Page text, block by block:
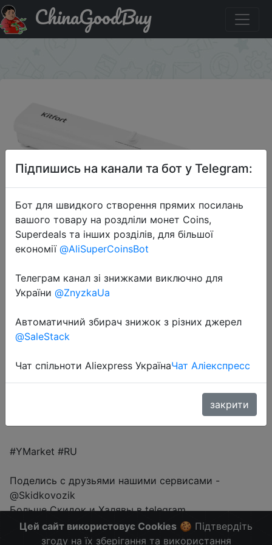
Придбати по знижці 20KIT Вакуумный упаковщик
Kitfort KT-1506ChinaGoodBuy
2023-06-04
Вакуумный упаковщик Kitfort KT-
1506
1692 руб.
#YMarket #RU
Поделись с друзьями нашими сервисами -
@Skidkovozik
Больше Скидок и Халявы в telegram
t.me/%2B8jHVizJO6XY3M2Qy
Цей сайт використовує Cookies 🍪 Підтвердіть
згоду на їх зберігання та використання
Підпишись на канали та бот у Telegram:
Бот для швидкого створення прямих посилань
вашого товару на роздліли монет Coins,
Superdeals та інших розділів, для більшої
економії @AliSuperCoinsBot
Телеграм канал зі знижками виключно для
України @ZnyzkaUa
Автоматичний збирач знижок з різних джерел
@SaleStack
Чат спільноти Aliexpress УкраїнаЧат Аліекспресс
закрити